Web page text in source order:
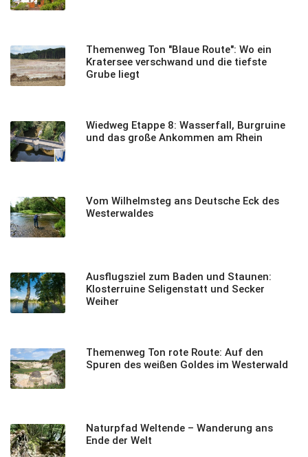
Themenweg Ton "Blaue Route": Wo ein
Kratersee verschwand und die tiefste
Grube liegt
Wiedweg Etappe 8: Wasserfall, Burgruine
und das große Ankommen am Rhein
Vom Wilhelmsteg ans Deutsche Eck des
Westerwaldes
Ausflugsziel zum Baden und Staunen:
Klosterruine Seligenstatt und Secker
Weiher
Themenweg Ton rote Route: Auf den
Spuren des weißen Goldes im Westerwald
Naturpfad Weltende – Wanderung ans
Ende der Welt